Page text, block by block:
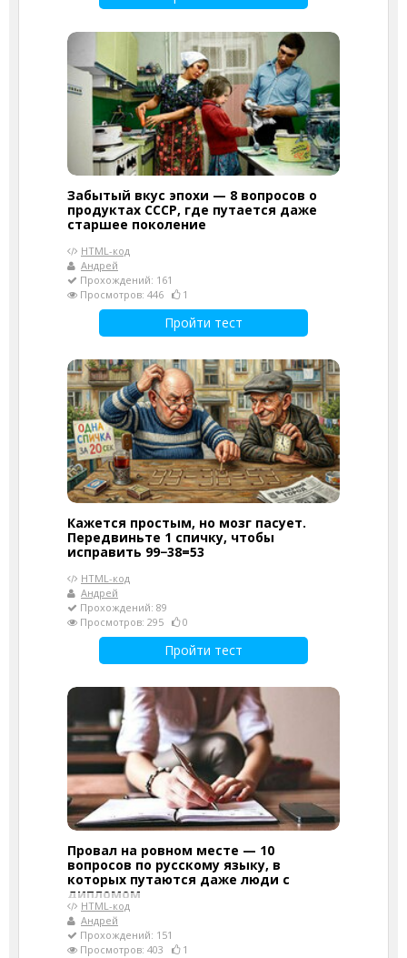
Забытый вкус эпохи — 8 вопросов о
продуктах СССР, где путается даже
старшее поколение
HTML-код
Андрей
Прохождений: 161
Просмотров: 446
1
Пройти тест
Кажется простым, но мозг пасует.
Передвиньте 1 спичку, чтобы
исправить 99−38=53
HTML-код
Андрей
Прохождений: 89
Просмотров: 295
0
Пройти тест
Провал на ровном месте — 10
вопросов по русскому языку, в
которых путаются даже люди с
дипломом
HTML-код
Андрей
Прохождений: 151
Просмотров: 403
1